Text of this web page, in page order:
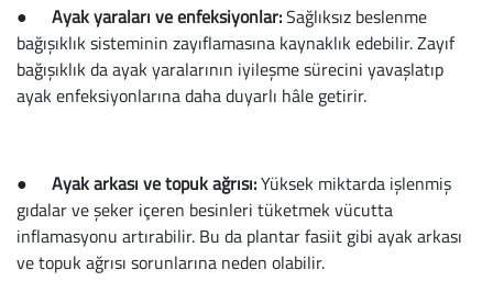
● Ayak yaraları ve enfeksiyonlar:Sağlıksız beslenme
bağışıklık sisteminin zayıflamasına kaynaklık edebilir. Zayıf
bağışıklık da ayak yaralarının iyileşme sürecini yavaşlatıp
ayak enfeksiyonlarına daha duyarlı hâle getirir.
● Ayak arkası ve topuk ağrısı:Yüksek miktarda işlenmiş
gıdalar ve şeker içeren besinleri tüketmek vücutta
inflamasyonu artırabilir. Bu da plantar fasiit gibi ayak arkası
ve topuk ağrısı sorunlarına neden olabilir.